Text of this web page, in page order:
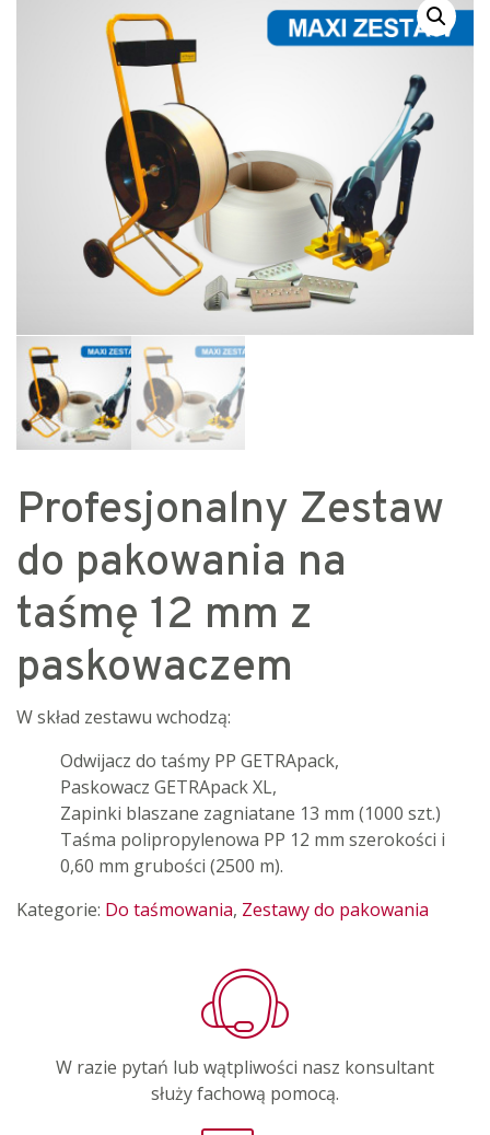
Profesjonalny Zestaw
do pakowania na
taśmę 12 mm z
paskowaczem
W skład zestawu wchodzą:
Odwijacz do taśmy PP GETRApack,
Paskowacz GETRApack XL,
Zapinki blaszane zagniatane 13 mm (1000 szt.)
Taśma polipropylenowa PP 12 mm szerokości i
0,60 mm grubości (2500 m).
Kategorie: Do taśmowania, Zestawy do pakowania
W razie pytań lub wątpliwości nasz konsultant
służy fachową pomocą.